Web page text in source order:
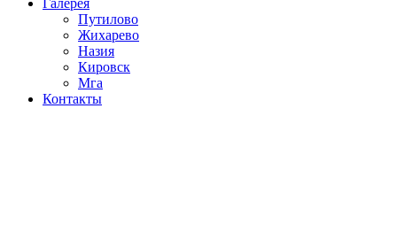
Галерея
Путилово
Жихарево
Назия
Кировск
Мга
Контакты